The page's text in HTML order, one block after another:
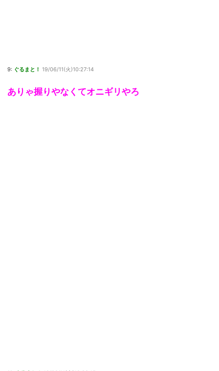
9: ぐるまと！ 19/06/11(火)10:27:14
ありゃ握りやなくてオニギリやろ